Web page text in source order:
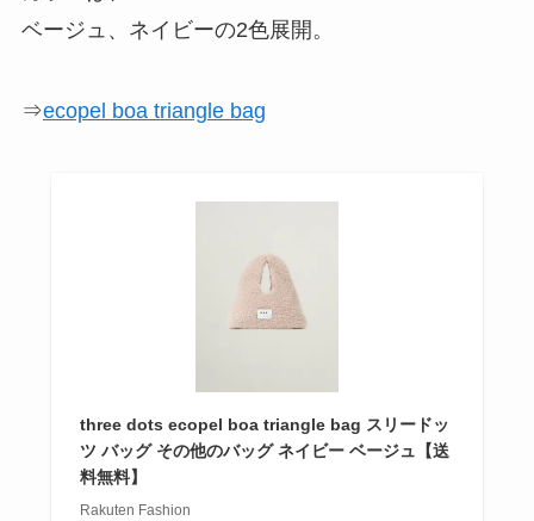
ベージュ、ネイビーの2色展開。
⇒ecopel boa triangle bag
three dots ecopel boa triangle bag スリードッ
ツ バッグ その他のバッグ ネイビー ベージュ【送
料無料】
Rakuten Fashion